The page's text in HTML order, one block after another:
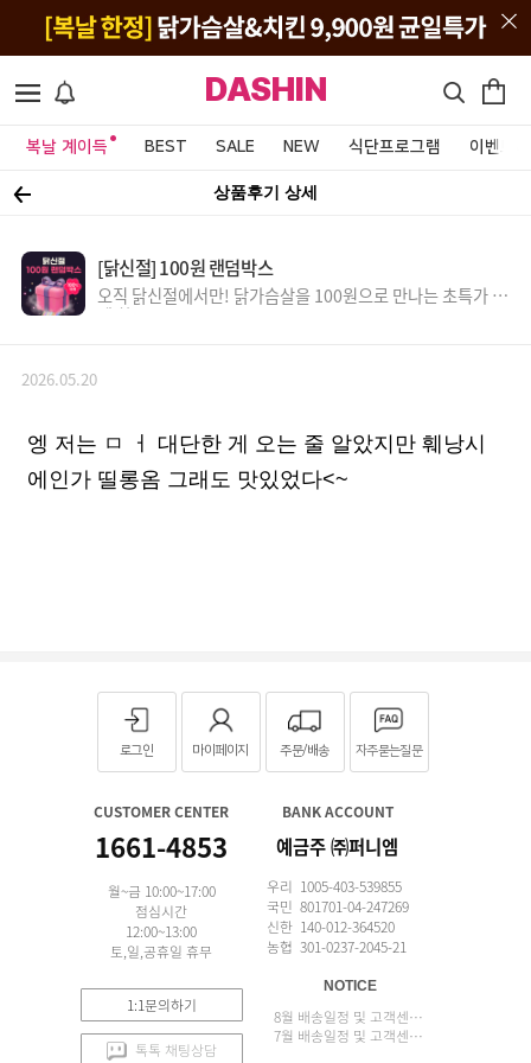
DASHIN
복날 계이득 BEST SALE NEW 식단프로그램 이벤트&
상품후기 상세
[닭신절] 100원 랜덤박스
오직 닭신절에서만! 닭가슴살을 100원으로 만나는 초특가 득
템 찬스!
2026.05.20
엥 저는 ㅁ ㅓ 대단한 게 오는 줄 알았지만 훼낭시
에인가 띨롱옴 그래도 맛있었다<~
로그인 마이페이지 주문/배송 자주묻는질문
CUSTOMER CENTER
1661-4853
월~금 10:00~17:00
점심시간
12:00~13:00
토,일,공휴일 휴무
1:1문의하기
톡톡 채팅상담
BANK ACCOUNT
예금주 ㈜퍼니엠
우리 1005-403-539855
국민 801701-04-247269
신한 140-012-364520
농협 301-0237-2045-21
NOTICE
8월 배송일정 및 고객센터 업무 안내
7월 배송일정 및 고객센터 업무 안내